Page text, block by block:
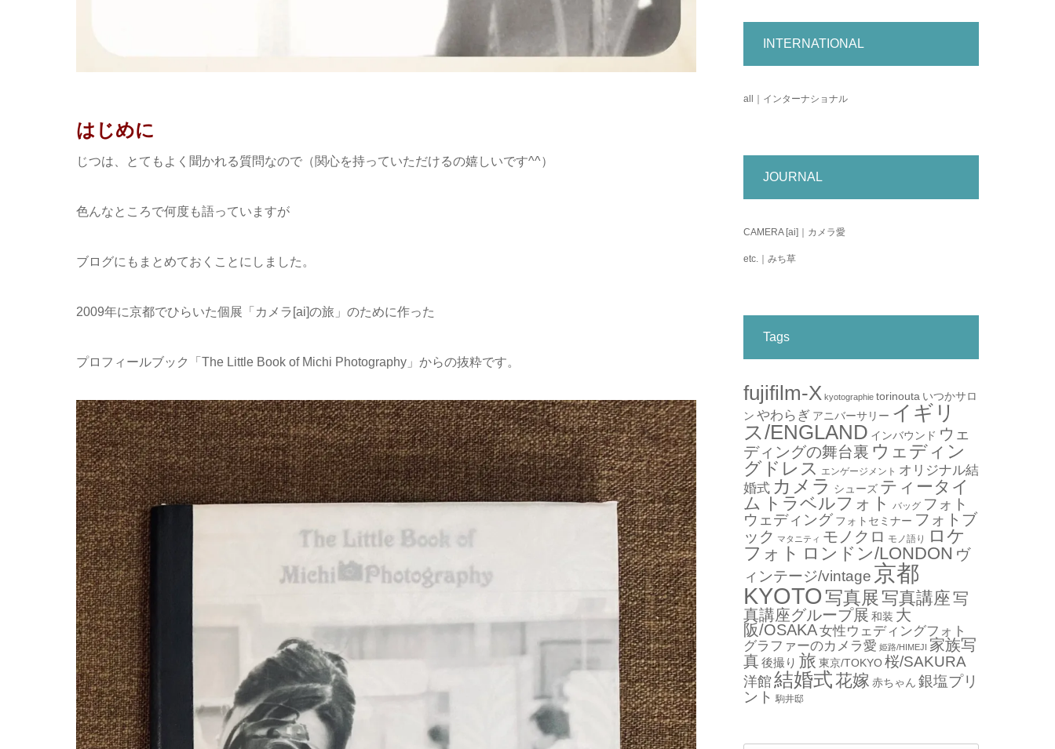
はじめに
じつは、とてもよく聞かれる質問なので（関心を持っていただけるの嬉しいです^^）
色んなところで何度も語っていますが
ブログにもまとめておくことにしました。
2009年に京都でひらいた個展「カメラ[ai]の旅」のために作った
プロフィールブック「The Little Book of Michi Photography」からの抜粋です。
INTERNATIONAL
all｜インターナショナル
JOURNAL
CAMERA [ai]｜カメラ愛
etc.｜みち草
Tags
fujifilm-X kyotographie torinouta いつかサロ
ン やわらぎ アニバーサリー イギリ
ス/ENGLAND インバウンド ウェ
ディングの舞台裏 ウェディン
グドレス エンゲージメント オリジナル結
婚式 カメラ シューズ ティータイ
ム トラベルフォト バッグ フォト
ウェディング フォトセミナー フォトブ
ック マタニティ モノクロ モノ語り
ロケ
フォト ロンドン/LONDON ヴ
ィンテージ/vintage 京都
KYOTO 写真展 写真講座写
真講座グループ展 和装 大
阪/OSAKA女性ウェディングフォト
グラファーのカメラ愛 姫路/HIMEJI 家族写
真 後撮り 旅 東京/TOKYO桜/SAKURA
洋館 結婚式花嫁 赤ちゃん 銀塩プリ
ント 駒井邸